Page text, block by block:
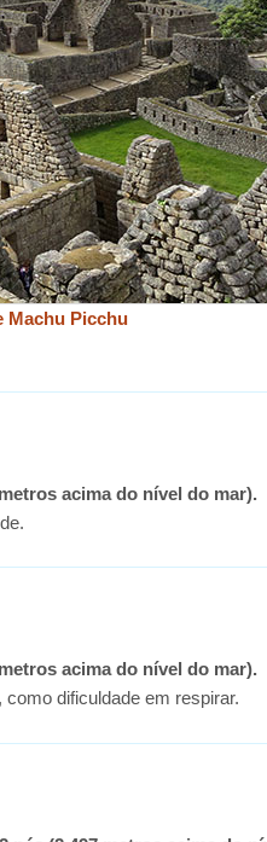
Machu Picchu
acima do nível do mar).
acima do nível do mar).
dificuldade em respirar.